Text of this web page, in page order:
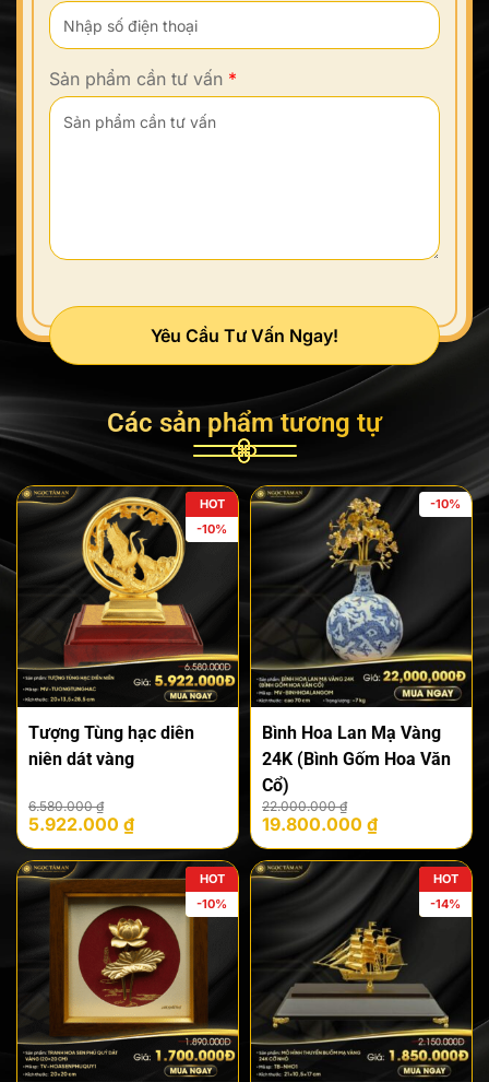
Sản phẩm cần tư vấn *
Yêu Cầu Tư Vấn Ngay!
Các sản phẩm tương tự
HOT
-10%
Tượng Tùng hạc diên
niên dát vàng
6.580.000₫
Giá
gốc
là:
6.580.000 ₫.
5.922.000 ₫
Giá
hiện
tại
là:
5.922.000 ₫.
-10%
Bình Hoa Lan Mạ Vàng
24K (Bình Gốm Hoa Văn
Cổ)
22.000.000₫
Giá
gốc
là:
22.000.000 ₫.
19.800.000 ₫
Giá
hiện
tại
là:
19.800.000 ₫.
HOT
-10%
HOT
-14%